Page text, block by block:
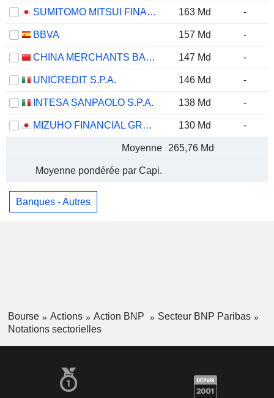
SUMITOMO MITSUI FINANCIAL GROUP, INC. 163 Md -
BBVA 157 Md -
CHINA MERCHANTS BANK CO., LTD. 147 Md -
UNICREDIT S.P.A. 146 Md -
INTESA SANPAOLO S.P.A. 138 Md -
MIZUHO FINANCIAL GROUP, INC. 130 Md -
Moyenne 265,76 Md
Moyenne pondérée par Capi.
Banques - Autres
Bourse Actions Action BNP
Secteur BNP Paribas
Notations sectorielles